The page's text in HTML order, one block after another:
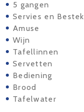
5 gangen
Servies en Bestek
Amuse
Wijn
Tafellinnen
Servetten
Bediening
Brood
Tafelwater